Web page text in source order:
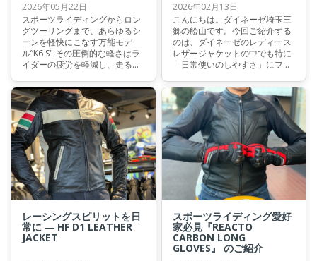
2026年05月22日
スポーツライディングからロン
グツーリングまで、あらゆるシ
ーンを軽快にこなす万能モデ
ル”K6 S" その圧倒的な軽さはラ
イダーの疲労を軽減し、走る喜
のK6 Sに、MotoGPで躍進を続
けるマルコ・ベッツェッキ選手
の最新レプリカグラフィッ
ク”BEZZECCHI 2024がついに登
場いたしました。
2026年02月13日
こんにちは。ダイネーゼ埼玉三
郷の舩山です。今回ご紹介する
のは、ダイネーゼのレディース
レザージャケットの中でも特に
「日常使いのしやすさ」にフォ
JACKET WMNです。 「レザージ
ャケットは格好いいけど、ちょ
っと構えちゃう」そんな方にこ
そ、ぜひ知っていただきたいモ
デルです。
レーシングスピリットを日
常に ― HF D1 LEATHER
JACKET
スポーツライディング愛好
家必見『REACTO
CARBON LONG
GLOVES』 のご紹介